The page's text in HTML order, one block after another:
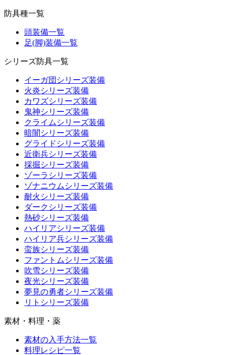
防具種一覧
頭装備一覧
足(脚)装備一覧
シリーズ防具一覧
イーガ団シリーズ装備
火炎シリーズ装備
カワズシリーズ装備
鬼神シリーズ装備
クライムシリーズ装備
暗闇シリーズ装備
グライドシリーズ装備
近衛兵シリーズ装備
採掘シリーズ装備
ゾーラシリーズ装備
ゾナニウムシリーズ装備
耐火シリーズ装備
ダークシリーズ装備
熱砂シリーズ装備
ハイリアシリーズ装備
ハイリア兵シリーズ装備
蛮族シリーズ装備
ファントムシリーズ装備
吹雪シリーズ装備
夜光シリーズ装備
夢見の勇者シリーズ装備
リトシリーズ装備
素材・料理・薬
素材の入手方法一覧
料理レシピ一覧